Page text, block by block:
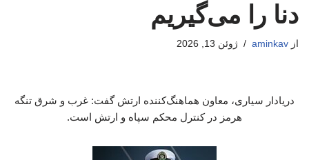
دنا را می‌گیریم
از aminkav ژوئن 13, 2026
دریادار سیاری، معاون هماهنگ‌کننده ارتش گفت: غرب و شرق تنگه
هرمز در کنترل محکم سپاه و ارتش است.